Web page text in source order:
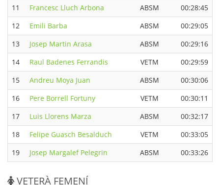
11
Francesc Lluch Arbona ABSM
00:28:45
12
Emili Barba ABSM
00:29:05
13
Josep Martin Arasa ABSM
00:29:16
14
Raul Badenes Ferrandis VETM
00:29:59
15
Andreu Moya Juan ABSM
00:30:06
16
Pere Borrell Fortuny VETM
00:30:11
17
Luis Llorens Marza ABSM
00:32:17
18
Felipe Guasch Besalduch VETM
00:33:05
19
Josep Margalef Pelegrin ABSM 00:33:26
VETERÀ FEMENÍ